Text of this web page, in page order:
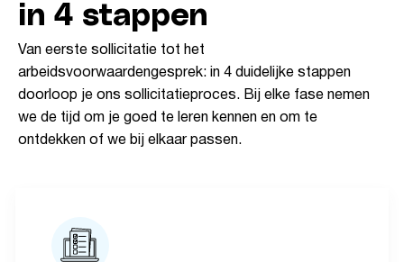
in 4 stappen
Van eerste sollicitatie tot het
arbeidsvoorwaardengesprek: in 4 duidelijke stappen
doorloop je ons sollicitatieproces. Bij elke fase nemen
we de tijd om je goed te leren kennen en om te
ontdekken of we bij elkaar passen.